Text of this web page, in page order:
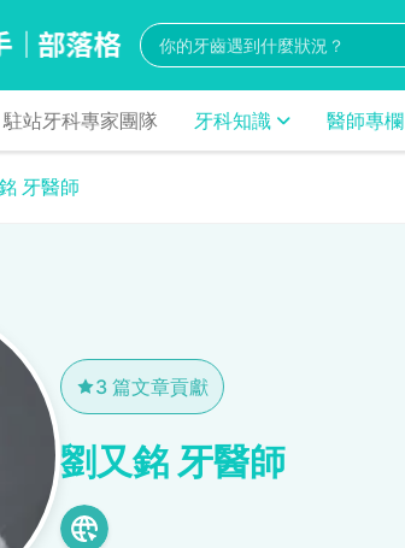
駐站牙科專家團隊 牙科知識 醫師專欄
牙醫師
3 篇文章貢獻
劉又銘 牙醫師